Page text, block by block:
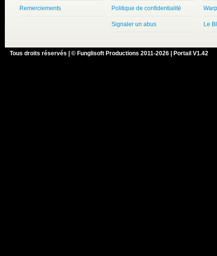
Remerciements Politique de confidentialité
Signaler un abus Le
Tous droits réservés | © Funglisoft Productions 2011-2026 | Portail V1.42